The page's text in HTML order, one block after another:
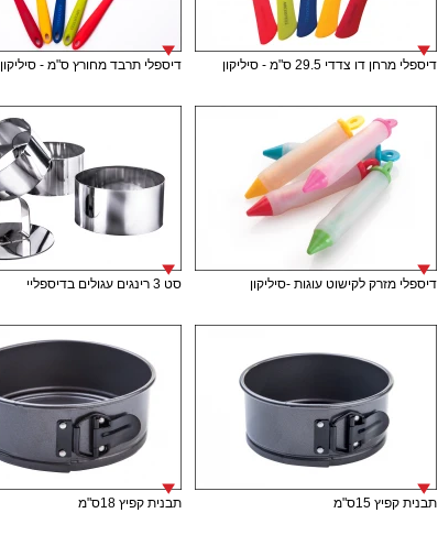
דיספלי מרחן דו צדדי 29.5 ס"מ - סיליקון דיספלי תרבד מחורץ ס"מ - סיליקון
דיספלי מזרק לקישוט עוגות -סיליקון סט 3 רינגים עגולים בדיספליי
תבנית קפיץ 15ס"מ תבנית קפיץ 18ס"מ